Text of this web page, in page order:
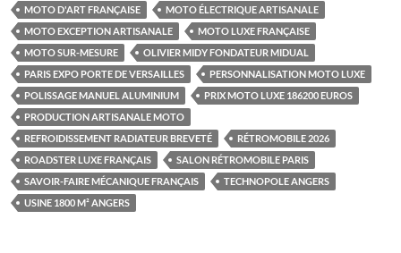
MOTO D'ART FRANÇAISE
MOTO ÉLECTRIQUE ARTISANALE
MOTO EXCEPTION ARTISANALE
MOTO LUXE FRANÇAISE
MOTO SUR-MESURE
OLIVIER MIDY FONDATEUR MIDUAL
PARIS EXPO PORTE DE VERSAILLES
PERSONNALISATION MOTO LUXE
POLISSAGE MANUEL ALUMINIUM
PRIX MOTO LUXE 186200 EUROS
PRODUCTION ARTISANALE MOTO
REFROIDISSEMENT RADIATEUR BREVETÉ
RÉTROMOBILE 2026
ROADSTER LUXE FRANÇAIS
SALON RÉTROMOBILE PARIS
SAVOIR-FAIRE MÉCANIQUE FRANÇAIS
TECHNOPOLE ANGERS
USINE 1800 M² ANGERS